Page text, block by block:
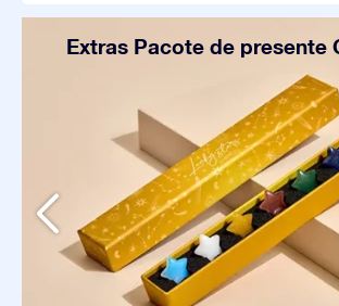
Extras Pacote de presente